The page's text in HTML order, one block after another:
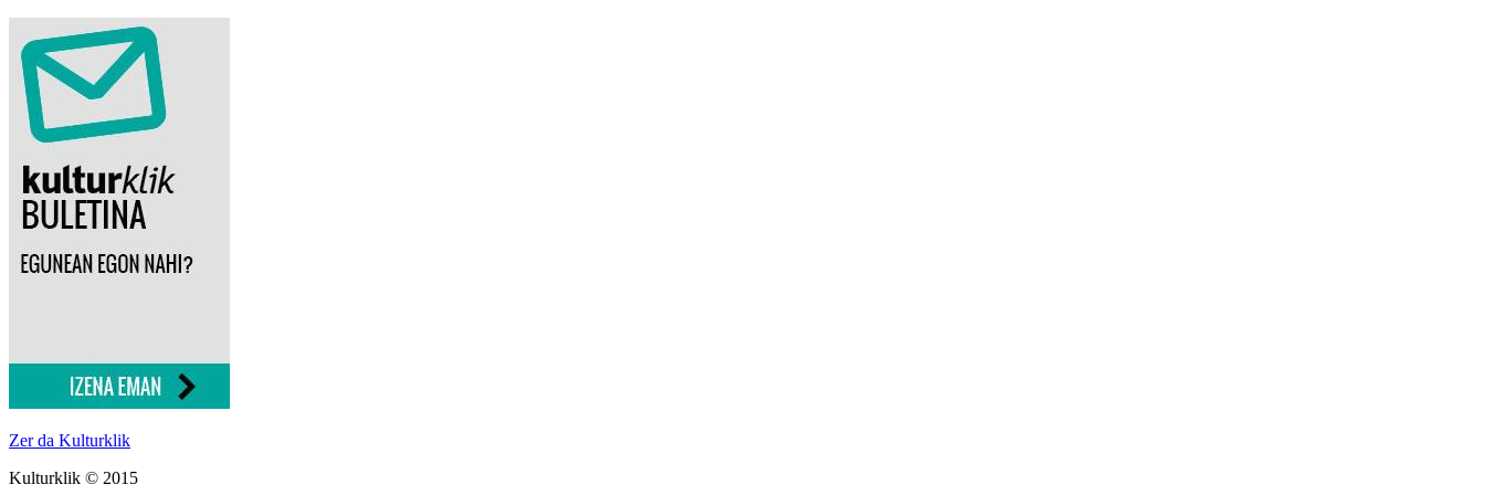
Zer da Kulturklik
Kulturklik © 2015